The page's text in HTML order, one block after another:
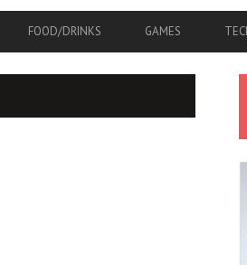
FOOD/DRINKS GAMES